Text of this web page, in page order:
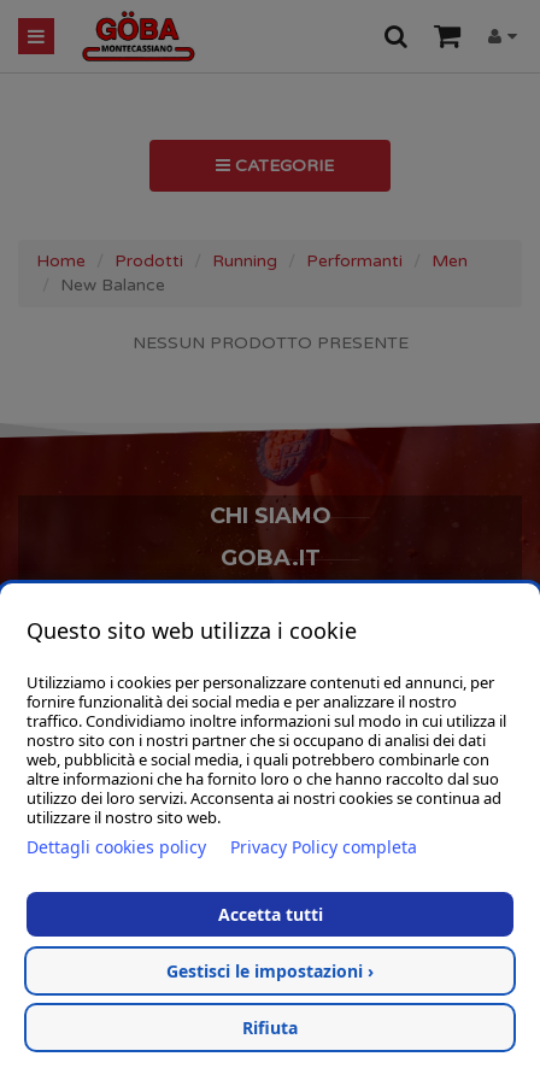
CATEGORIE
Home Prodotti Running Performanti
Men
New Balance
NESSUN PRODOTTO PRESENTE
CHI SIAMO
GOBA.IT
Hosted & created by Clion
Questo sito web utilizza i cookie
Utilizziamo i cookies per personalizzare contenuti ed annunci, per
fornire funzionalità dei social media e per analizzare il nostro
traffico. Condividiamo inoltre informazioni sul modo in cui utilizza il
nostro sito con i nostri partner che si occupano di analisi dei dati
web, pubblicità e social media, i quali potrebbero combinarle con
altre informazioni che ha fornito loro o che hanno raccolto dal suo
utilizzo dei loro servizi. Acconsenta ai nostri cookies se continua ad
utilizzare il nostro sito web.
Dettagli cookies policy Privacy Policy completa
Accetta tutti
Gestisci le impostazioni ›
Rifiuta